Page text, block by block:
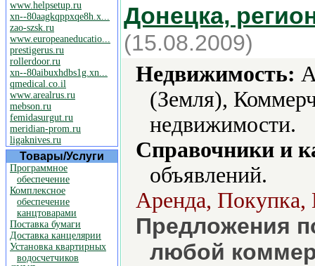
www.helpsetup.ru
xn--80aagkqppxqe8h.x...
zao-szsk.ru
www.europeaneducatio...
prestigerus.ru
rollerdoor.ru
xn--80aibuxhdbs1g.xn...
qmedical.co.il
www.arealrus.ru
mebson.ru
femidasurgut.ru
meridian-prom.ru
ligaknives.ru
Товары/Услуги
Программное
обеспечение
Комплексное
обеспечение
канцтоварами
Поставка бумаги
Доставка канцелярии
Установка квартирных
водосчетчиков
Донецка,
(15.08.2009)
Недвижимость:
(Земля),
недвижимости.
Справочники и
объявлений.
Аренда, Покупка,
Предложения
любой